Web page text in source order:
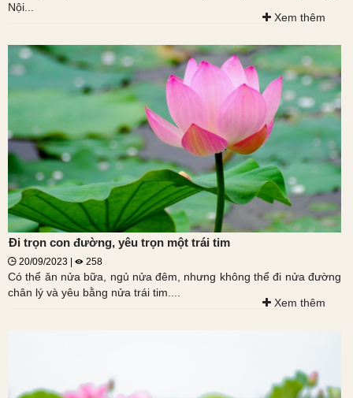
Nội...
Xem thêm
Đi trọn con đường, yêu trọn một trái tim
20/09/2023 | 258
Có thể ăn nửa bữa, ngủ nửa đêm, nhưng không thể đi nửa đường
chân lý và yêu bằng nửa trái tim....
Xem thêm